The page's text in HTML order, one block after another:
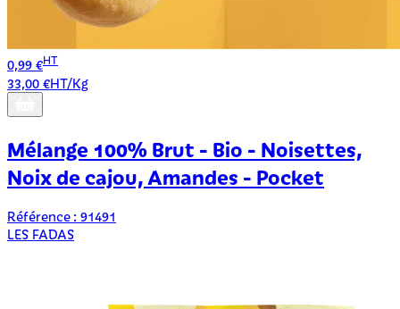
0,99 €HT
33,00 €HT/Kg
Mélange 100% Brut - Bio - Noisettes,
Noix de cajou, Amandes - Pocket
Référence : 91491
LES FADAS